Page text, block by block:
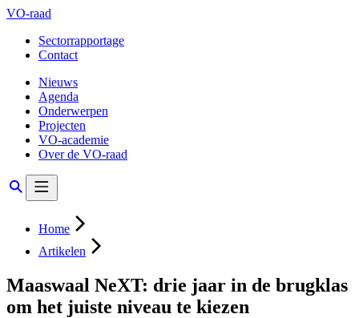
VO-raad
Sectorrapportage
Contact
Nieuws
Agenda
Onderwerpen
Projecten
VO-academie
Over de VO-raad
Home
Artikelen
Maaswaal NeXT: drie jaar in de brugklas
om het juiste niveau te kiezen